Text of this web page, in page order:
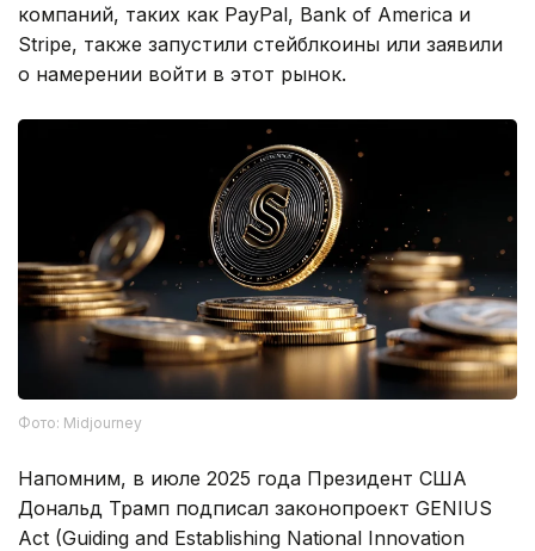
компаний, таких как PayPal, Bank of America и
Stripe, также запустили стейблкоины или заявили
о намерении войти в этот рынок.
Фото: Midjourney
Напомним, в июле 2025 года Президент США
Дональд Трамп подписал законопроект GENIUS
Act (Guiding and Establishing National Innovation